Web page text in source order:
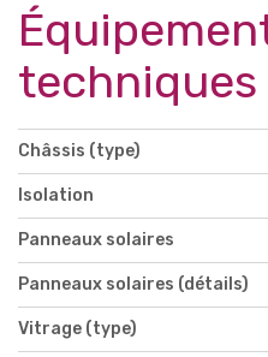
techniques
Châssis (type)
Isolation
Panneaux solaires
Panneaux solaires (détails)
Vitrage (type)